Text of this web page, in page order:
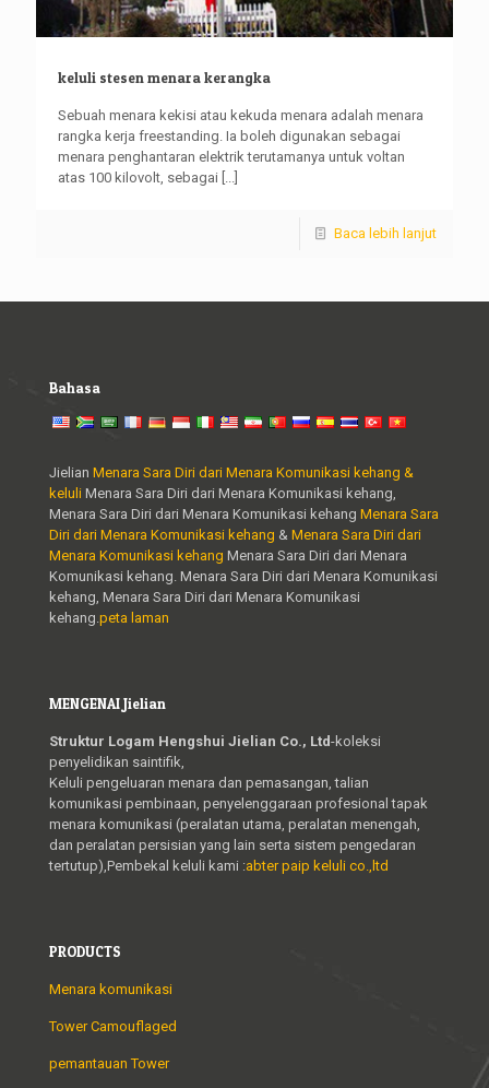
keluli stesen menara kerangka
Sebuah menara kekisi atau kekuda menara adalah menara
rangka kerja freestanding. Ia boleh digunakan sebagai
menara penghantaran elektrik terutamanya untuk voltan
atas 100 kilovolt, sebagai [...]
Baca lebih lanjut
Bahasa
Jielian Menara Sara Diri dari Menara Komunikasi kehang &
keluli Menara Sara Diri dari Menara Komunikasi kehang,
Menara Sara Diri dari Menara Komunikasi kehang Menara Sara
Diri dari Menara Komunikasi kehang & Menara Sara Diri dari
Menara Komunikasi kehang Menara Sara Diri dari Menara
Komunikasi kehang. Menara Sara Diri dari Menara Komunikasi
kehang, Menara Sara Diri dari Menara Komunikasi
kehang.peta laman
MENGENAI Jielian
Struktur Logam Hengshui Jielian Co., Ltd-koleksi
penyelidikan saintifik,
Keluli pengeluaran menara dan pemasangan, talian
komunikasi pembinaan, penyelenggaraan profesional tapak
menara komunikasi (peralatan utama, peralatan menengah,
dan peralatan persisian yang lain serta sistem pengedaran
tertutup),Pembekal keluli kami :abter paip keluli co.,ltd
PRODUCTS
Menara komunikasi
Tower Camouflaged
pemantauan Tower